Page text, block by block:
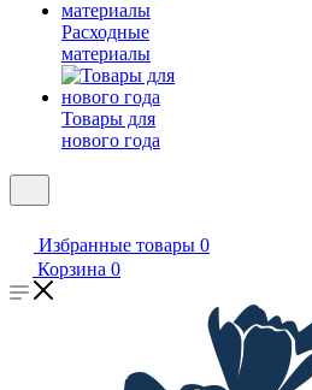
Расходные
материалы
Товары для
нового года
Избранные товары 0
Корзина 0